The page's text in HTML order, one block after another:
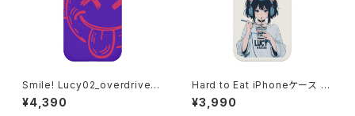
Smile! Lucy02_overdrive_B
ad Trip iPhoneケース 1017-
240218096
¥4,390
Hard to Eat iPhoneケース 10
17-240218001
¥3,990